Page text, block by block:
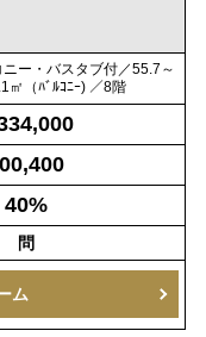
ー・バスタブ付／55.7～
㎡（ﾊﾞﾙｺﾆｰ) ／8階
40%
問
ム